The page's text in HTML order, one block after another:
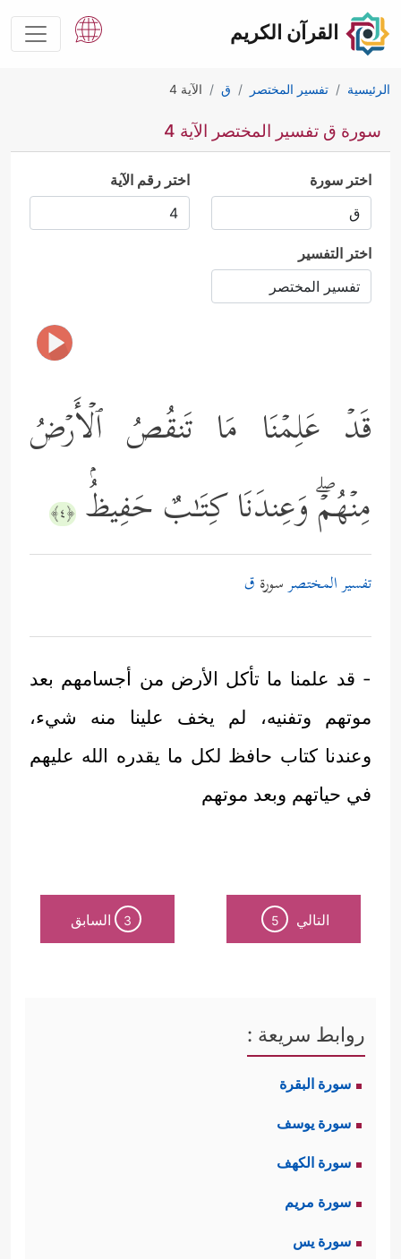
القرآن الكريم
الرئيسية تفسير المختصر ق الآية 4
سورة ق تفسير المختصر الآية 4
اختر سورة اختر رقم الآية
اختر التفسير
قَدۡ عَلِمۡنَا مَا تَنقُصُ ٱلۡأَرۡضُ
مِنۡهُمۡۖ وَعِندَنَا كِتَـٰبٌ حَفِیظُۢ ﴿٤﴾
تفسير المختصرسورة ق
- قد علمنا ما تأكل الأرض من أجسامهم بعد
موتهم وتفنيه، لم يخف علينا منه شيء،
وعندنا كتاب حافظ لكل ما يقدره الله عليهم
في حياتهم وبعد موتهم
التالي 5
3 السابق
روابط سريعة :
سورة البقرة
سورة يوسف
سورة الكهف
سورة مريم
سورة يس